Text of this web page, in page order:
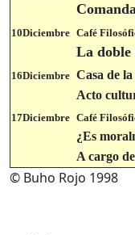
10Diciembre Café
La doble
16Diciembre Casa de
Acto
17Diciembre Café
¿Es
A cargo
© Buho Rojo 1998